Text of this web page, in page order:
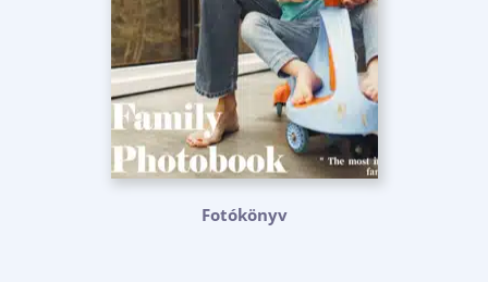
Fotókönyv